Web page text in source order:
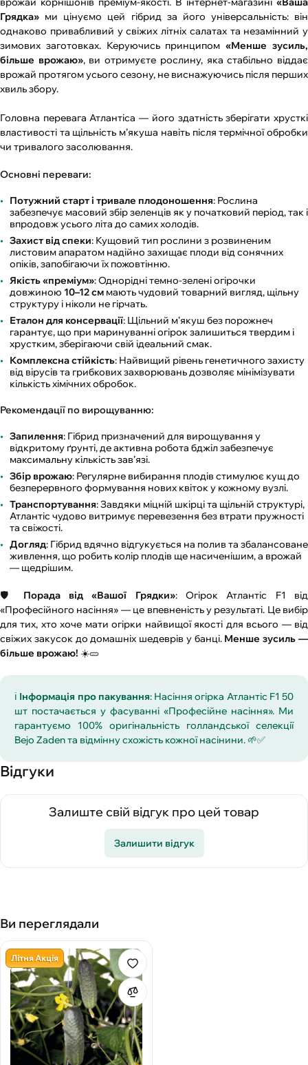
Грядка» ми цінуємо цей гібрид за його універсальність: він
однаково привабливий у свіжих літніх салатах та незамінний у
зимових заготовках. Керуючись принципом«Менше зусиль,
більше врожаю», ви отримуєте рослину, яка стабільно віддає
врожай протягом усього сезону, не виснажуючись після перших
хвиль збору.
Головна перевага Атлантіса — його здатність зберігати хрусткі
властивості та щільність м’якуша навіть після термічної обробки
чи тривалого засолювання.
Основні переваги:
Потужний старт і тривале плодоношення: Рослина
забезпечує масовий збір зеленців як у початковий період, так і
впродовж усього літа до самих холодів.
Захист від спеки: Кущовий тип рослини з розвиненим
листовим апаратом надійно захищає плоди від сонячних
опіків, запобігаючи їх пожовтінню.
Якість «преміум»: Однорідні темно-зелені огірочки
довжиною 10–12 см мають чудовий товарний вигляд, щільну
структуру і ніколи не гірчать.
Еталон для консервації: Щільний м’якуш без порожнеч
гарантує, що при маринуванні огірок залишиться твердим і
хрустким, зберігаючи свій ідеальний смак.
Комплексна стійкість: Найвищий рівень генетичного захисту
від вірусів та грибкових захворювань дозволяє мінімізувати
кількість хімічних обробок.
Рекомендації по вирощуванню:
Запилення: Гібрид призначений для вирощування у
відкритому ґрунті, де активна робота бджіл забезпечує
максимальну кількість зав’язі.
Збір врожаю: Регулярне вибирання плодів стимулює кущ до
безперервного формування нових квіток у кожному вузлі.
Транспортування: Завдяки міцній шкірці та щільній структурі,
Атлантіс чудово витримує перевезення без втрати пружності
та свіжості.
Догляд: Гібрид вдячно відгукується на полив та збалансоване
живлення, що робить колір плодів ще насиченішим, а врожай
— щедрішим.
🛡️ Порада від «Вашої Грядки»: Огірок Атлантіс F1 від
«Професійного насіння» — це впевненість у результаті. Це вибір
для тих, хто хоче мати огірки найвищої якості для всього — від
свіжих закусок до домашніх шедеврів у банці. Менше зусиль —
більше врожаю! ☀️🥒
ℹ️ Інформація про пакування: Насіння огірка Атлантіс F1 50
шт постачається у фасуванні «Професійне насіння». Ми
гарантуємо 100% оригінальність голландської селекції
Bejo Zaden та відмінну схожість кожної насінини. 🌱✅
Відгуки
Залиште свій відгук про цей товар
Залишити відгук
Ви переглядали
Літня Акція